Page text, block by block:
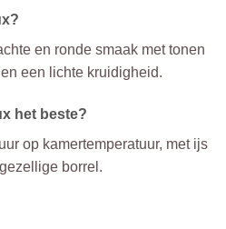
en ronde smaak met tonen
een lichte kruidigheid.
het beste?
op kamertemperatuur, met ijs
borrel.